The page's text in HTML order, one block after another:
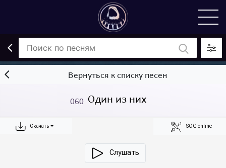
Вернуться к списку песен
060 Один из них
Скачать SOG online
Слушать